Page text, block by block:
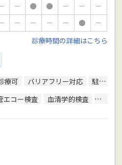
－ ● ● － －
－
－ － － － ●
－
診療時間の詳細はこちら
療可 バリアフリー対応
駐車場あり
エコー検査 血清学的検査 呼吸機